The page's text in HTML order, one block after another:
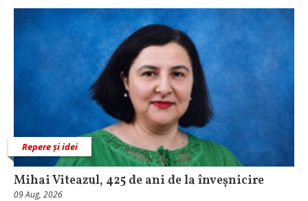
Repere și idei
Mihai Viteazul, 425 de ani de la înveșnicire
09 Aug, 2026